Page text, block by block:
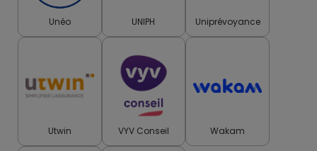
Unéo UNIPH Uniprévoyance
Utwin VYV Conseil Wakam